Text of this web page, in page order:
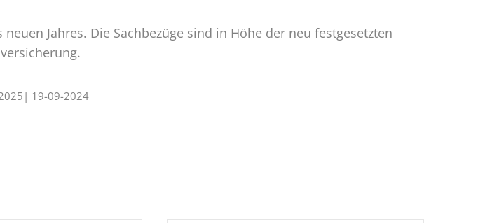
Jahres. Die Sachbezüge sind in Höhe der neu festgesetzten
19-09-2024